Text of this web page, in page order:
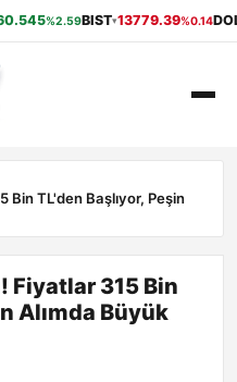
%2.59BIST▾13779.39%0.14
Bin TL'den Başlıyor, Peşin
Fiyatlar 315 Bin
Alımda Büyük